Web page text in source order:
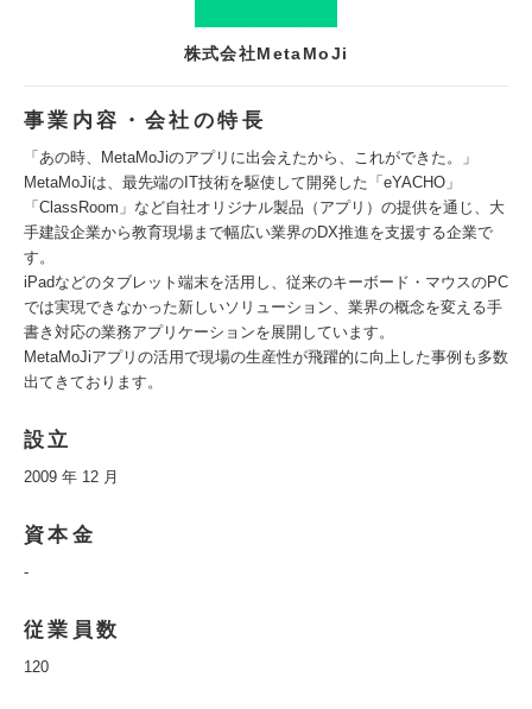
株式会社MetaMoJi
事業内容・会社の特長
「あの時、MetaMoJiのアプリに出会えたから、これができた。」
MetaMoJiは、最先端のIT技術を駆使して開発した「eYACHO」
「ClassRoom」など自社オリジナル製品（アプリ）の提供を通じ、大
手建設企業から教育現場まで幅広い業界のDX推進を支援する企業で
す。
iPadなどのタブレット端末を活用し、従来のキーボード・マウスのPC
では実現できなかった新しいソリューション、業界の概念を変える手
書き対応の業務アプリケーションを展開しています。
MetaMoJiアプリの活用で現場の生産性が飛躍的に向上した事例も多数
出てきております。
設立
2009 年 12 月
資本金
-
従業員数
120